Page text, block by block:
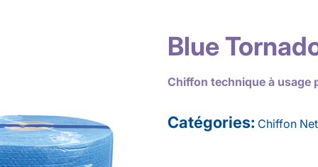
Blue
Chiffon technique à usage
Catégories: Chiffon